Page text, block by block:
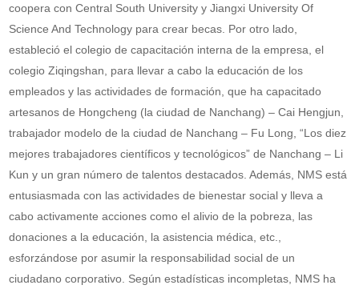
coopera con Central South University y Jiangxi University Of
Science And Technology para crear becas. Por otro lado,
estableció el colegio de capacitación interna de la empresa, el
colegio Ziqingshan, para llevar a cabo la educación de los
empleados y las actividades de formación, que ha capacitado
artesanos de Hongcheng (la ciudad de Nanchang) – Cai Hengjun,
trabajador modelo de la ciudad de Nanchang – Fu Long, “Los diez
mejores trabajadores científicos y tecnológicos” de Nanchang – Li
Kun y un gran número de talentos destacados. Además, NMS está
entusiasmada con las actividades de bienestar social y lleva a
cabo activamente acciones como el alivio de la pobreza, las
donaciones a la educación, la asistencia médica, etc.,
esforzándose por asumir la responsabilidad social de un
ciudadano corporativo. Según estadísticas incompletas, NMS ha